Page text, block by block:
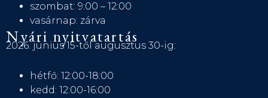
szombat: 9:00 – 12:00
vasárnap: zárva
Nyári nyitvatartás
2026. június 15-től augusztus 30-ig:
hétfő: 12:00-18:00
kedd: 12:00-16:00